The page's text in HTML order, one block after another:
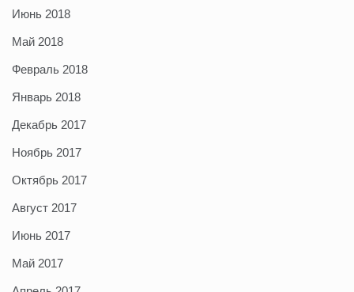
Июнь 2018
Май 2018
Февраль 2018
Январь 2018
Декабрь 2017
Ноябрь 2017
Октябрь 2017
Август 2017
Июнь 2017
Май 2017